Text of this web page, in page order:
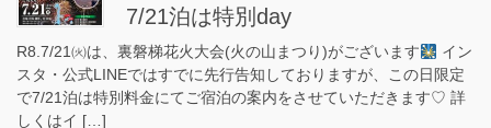
7/21泊は特別day
R8.7/21㈫は、裏磐梯花火大会(火の山まつり)がございます
イン
スタ・公式LINEではすでに先行告知しておりますが、この日限定
で7/21泊は特別料金にてご宿泊の案内をさせていただきます♡ 詳
しくはイ […]